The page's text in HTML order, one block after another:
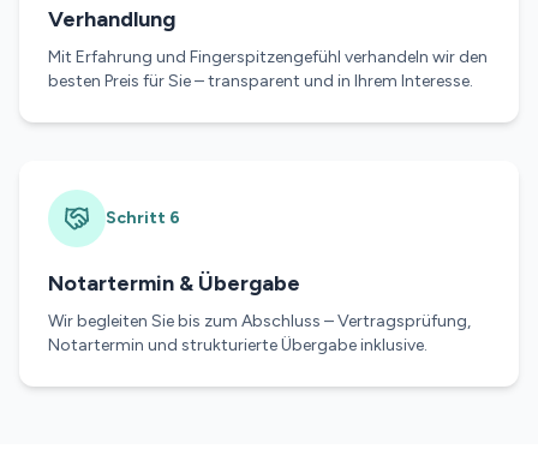
Verhandlung
Mit Erfahrung und Fingerspitzengefühl verhandeln wir den
besten Preis für Sie – transparent und in Ihrem Interesse.
Schritt 6
Notartermin & Übergabe
Wir begleiten Sie bis zum Abschluss – Vertragsprüfung,
Notartermin und strukturierte Übergabe inklusive.